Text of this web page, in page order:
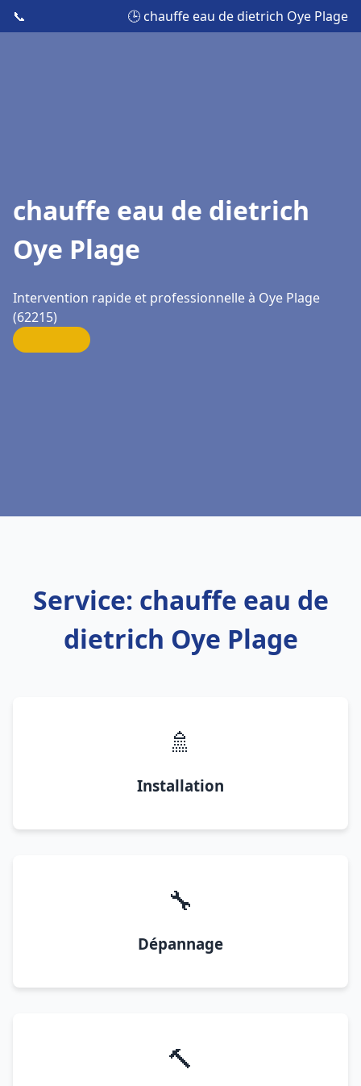
📞 🕒 chauffe eau de dietrich Oye Plage
chauffe eau de dietrich
Oye Plage
Intervention rapide et professionnelle à Oye Plage
(62215)
Service: chauffe eau de
dietrich Oye Plage
🚿
Installation
🔧
Dépannage
🔨